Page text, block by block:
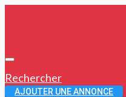
Rechercher
AJOUTER UNE ANNONCE